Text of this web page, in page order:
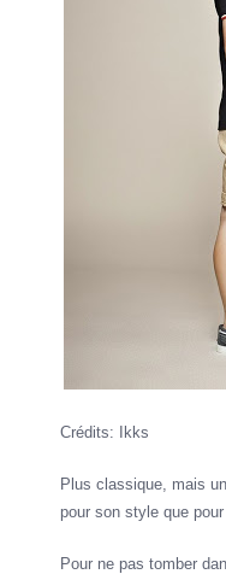
Crédits: Ikks
Plus classique, mais
pour son style que
Pour ne pas tomber